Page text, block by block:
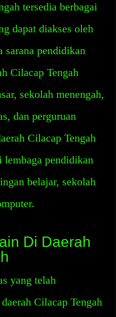
tersedia berbagai
dapat diakses oleh
sarana pendidikan
Cilacap Tengah
sekolah menengah,
dan perguruan
Cilacap Tengah
lembaga pendidikan
belajar, sekolah
Di Daerah
yang telah
Cilacap Tengah